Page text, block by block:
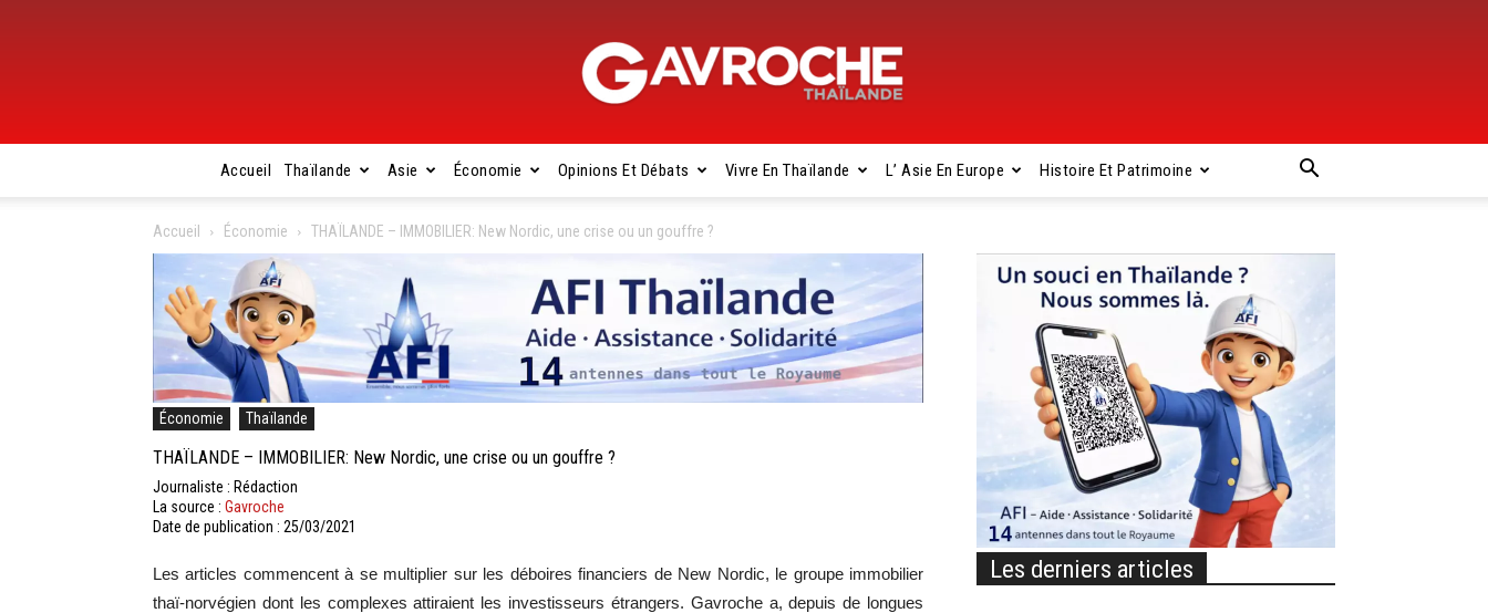
Gavroche
Thaïlande
Accueil Thaïlande Asie Économie Opinions Et Débats Vivre En Thaïlande L’ Asie En Europe Histoire Et Patrimoine
Accueil Économie THAÏLANDE – IMMOBILIER: New Nordic, une crise ou un gouffre ?
Économie Thaïlande
THAÏLANDE – IMMOBILIER: New Nordic, une crise ou un gouffre ?
Journaliste : Rédaction
La source : Gavroche
Date de publication : 25/03/2021
Les articles commencent à se multiplier sur les déboires financiers de New Nordic, le groupe immobilier
thaï-norvégien dont les complexes attiraient les investisseurs étrangers. Gavroche a, depuis de longues
Les derniers articles